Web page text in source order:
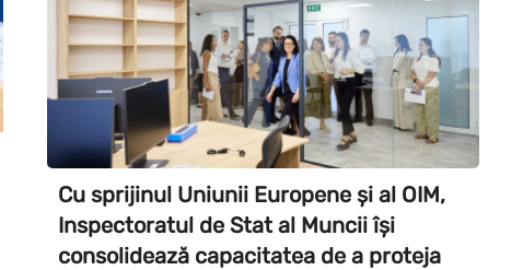
Cu sprijinul Uniunii Europene și al OIM,
Inspectoratul de Stat al Muncii își
consolidează capacitatea de a proteja